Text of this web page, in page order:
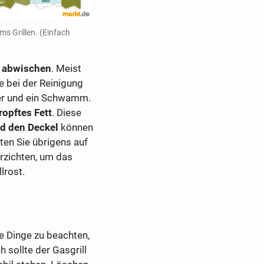
Grillen. (Einfach
. Meist
bei der Reinigung
und ein Schwamm.
Fett. Diese
den Deckel können
Sie übrigens auf
um das
zu beachten,
sollte der Gasgrill